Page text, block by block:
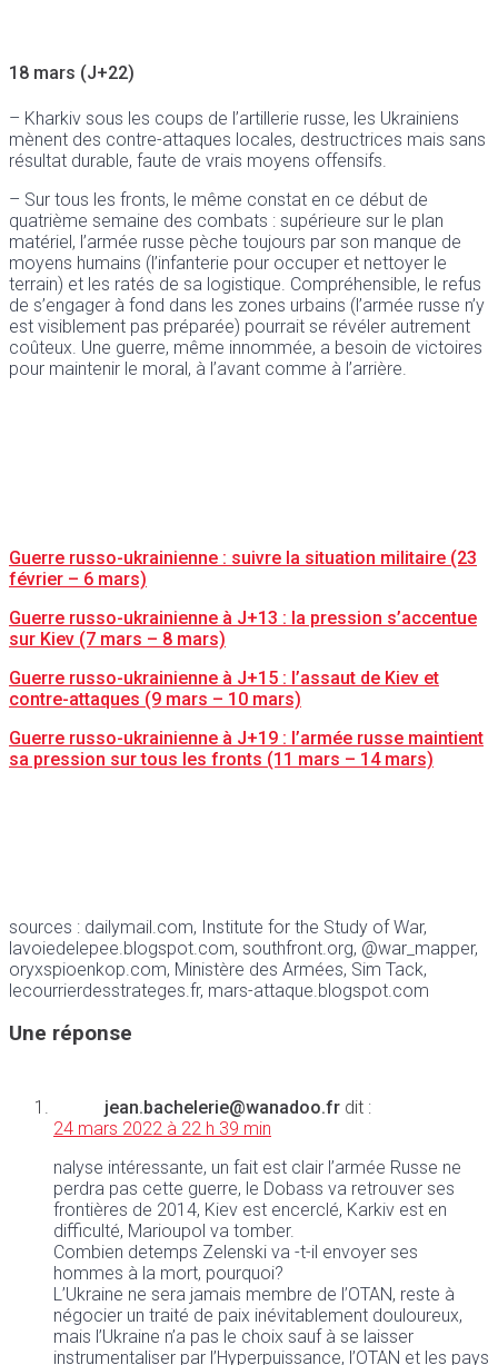
18 mars (J+22)
– Kharkiv sous les coups de l’artillerie russe, les Ukrainiens
mènent des contre-attaques locales, destructrices mais sans
résultat durable, faute de vrais moyens offensifs.
– Sur tous les fronts, le même constat en ce début de
quatrième semaine des combats : supérieure sur le plan
matériel, l’armée russe pèche toujours par son manque de
moyens humains (l’infanterie pour occuper et nettoyer le
terrain) et les ratés de sa logistique. Compréhensible, le refus
de s’engager à fond dans les zones urbains (l’armée russe n’y
est visiblement pas préparée) pourrait se révéler autrement
coûteux. Une guerre, même innommée, a besoin de victoires
pour maintenir le moral, à l’avant comme à l’arrière.
Guerre russo-ukrainienne : suivre la situation militaire (23
février – 6 mars)
Guerre russo-ukrainienne à J+13 : la pression s’accentue
sur Kiev (7 mars – 8 mars)
Guerre russo-ukrainienne à J+15 : l’assaut de Kiev et
contre-attaques (9 mars – 10 mars)
Guerre russo-ukrainienne à J+19 : l’armée russe maintient
sa pression sur tous les fronts (11 mars – 14 mars)
sources : dailymail.com, Institute for the Study of War,
lavoiedelepee.blogspot.com, southfront.org, @war_mapper,
oryxspioenkop.com, Ministère des Armées, Sim Tack,
lecourrierdesstrateges.fr, mars-attaque.blogspot.com
Une réponse
jean.bachelerie@wanadoo.fr dit :
24 mars 2022 à 22 h 39 min
nalyse intéressante, un fait est clair l’armée Russe ne
perdra pas cette guerre, le Dobass va retrouver ses
frontières de 2014, Kiev est encerclé, Karkiv est en
difficulté, Marioupol va tomber.
Combien detemps Zelenski va -t-il envoyer ses
hommes à la mort, pourquoi?
L’Ukraine ne sera jamais membre de l’OTAN, reste à
négocier un traité de paix inévitablement douloureux,
mais l’Ukraine n’a pas le choix sauf à se laisser
instrumentaliser par l’Hyperpuissance, l’OTAN et les pays